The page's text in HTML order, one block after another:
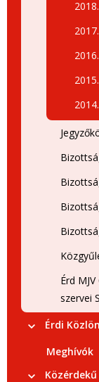
Érd
szervei
Érdi
Meghívók